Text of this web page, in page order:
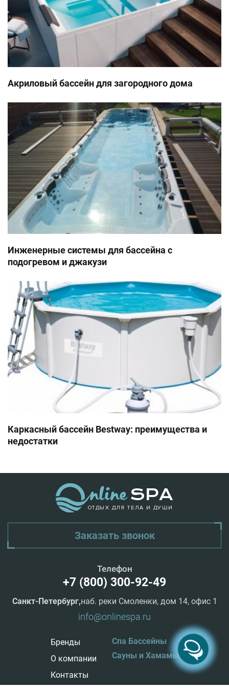
Акриловый бассейн для загородного дома
Инженерные системы для бассейна с
подогревом и джакузи
Каркасный бассейн Bestway: преимущества и
недостатки
ОТДЫХ ДЛЯ ТЕЛА И ДУШИ
Заказать звонок
Бренды
О компании
Контакты
Спа Бассейны
Сауны и Хамамы
Телефон
+7 (800) 300-92-49
Санкт-Петербург,наб. реки Смоленки, дом 14, офис 1
info@onlinespa.ru